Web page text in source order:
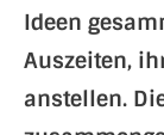
Ideen
Auszeiten,
anstellen.